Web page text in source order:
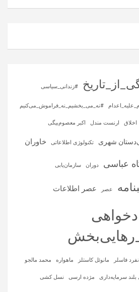
#زندانی_سیاسی
#نه_می_بخشیم_نه_فراموش_می‌کنیم
اخلاق ارنست مندل اکبر معصوم‌بیگی
شهری تکنولوژی اطلاعاتی خاوران
عباسی دوران سازمان‌یابی
عصر عصر اطلاعات
فاسلر مانوئل کاستلز ماهواره‌ محمد مالجو
سرمایه‌داری مژده ارسی نسل کشی